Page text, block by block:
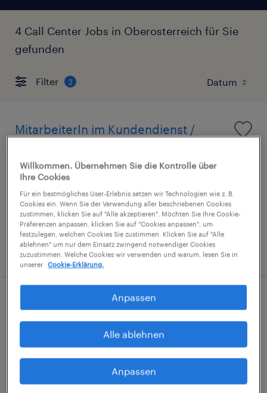
4 Call Center Jobs in Oberosterreich für Sie
gefunden
Filter 2
MitarbeiterIn im Kundendienst /
Hörsching, Oberosterreich
Festanstellung
€1,833 pro monat
veröffentlicht am 28. Juli 2026
Mitarbeiter:In (m/w/d) im
Kundendienst - Fokus Inbound &
Entwicklung Backline
Hörsching, Oberosterreich
Festanstellung
Willkommen. Übernehmen Sie die Kontrolle über
Ihre Cookies
Für ein bestmögliches User-Erlebnis setzen wir Technologien wie z. B.
Cookies ein. Wenn Sie der Verwendung aller beschriebenen Cookies
zustimmen, klicken Sie auf "Alle akzeptieren". Möchten Sie Ihre Cookie-
Präferenzen anpassen, klicken Sie auf "Cookies anpassen", um
festzulegen, welchen Cookies Sie zustimmen. Klicken Sie auf "Alle
ablehnen" um nur dem Einsatz zwingend notwendiger Cookies
zuzustimmen. Welche Cookies wir verwenden und warum, lesen Sie in
unserer
Cookie-Erklärung.
Anpassen
Alle ablehnen
Anpassen